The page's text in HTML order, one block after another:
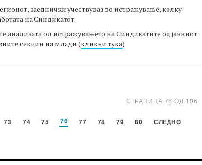
заеднички учествуваа во истражување, колку
на Синдикатот.
анализата од истражувањето на Синдикатите од јавниот
секции на млади (кликни тука)
СТРАНИЦА 76 ОД 106
73 74 75 76 77 78 79 80
СЛЕДНО